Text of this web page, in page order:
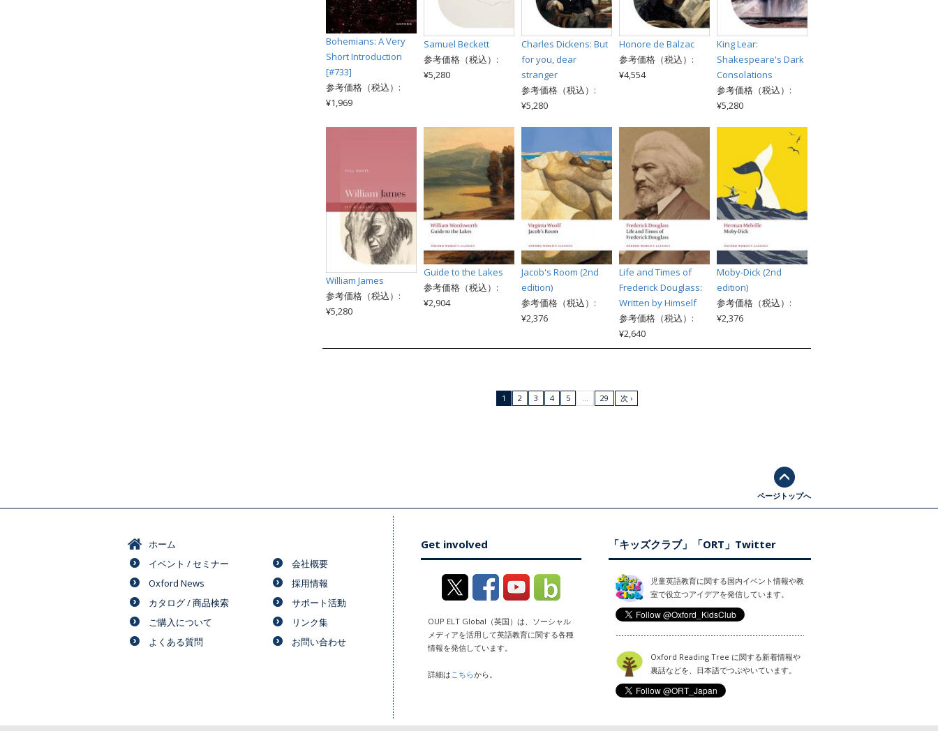
Bohemians: A Very
Short Introduction
[#733]
参考価格（税込）:
¥1,969
Samuel Beckett
参考価格（税込）:
¥5,280
Charles Dickens: But
for you, dear
stranger
参考価格（税込）:
¥5,280
Honore de Balzac
参考価格（税込）:
¥4,554
King Lear:
Shakespeare's Dark
Consolations
参考価格（税込）:
¥5,280
William James
参考価格（税込）:
¥5,280
Guide to the Lakes
参考価格（税込）:
¥2,904
Jacob's Room (2nd
edition)
参考価格（税込）:
¥2,376
Life and Times of
Frederick Douglass:
Written by Himself
参考価格（税込）:
¥2,640
Moby-Dick (2nd
edition)
参考価格（税込）:
¥2,376
1 2 3 4 5 … 29 次 ›
ページトップへ
ホーム
イベント / セミナー
Oxford News
カタログ / 商品検索
ご購入について
よくある質問
会社概要
採用情報
サポート活動
リンク集
お問い合わせ
Get involved
OUP ELT Global（英国）は、ソーシャル
メディアを活用して英語教育に関する各種
情報を発信しています。
詳細はこちらから。
「キッズクラブ」「ORT」Twitter
児童英語教育に関する国内イベント情報や教
室で役立つアイデアを発信しています。
Oxford Reading Tree に関する新着情報や
裏話などを、日本語でつぶやいています。